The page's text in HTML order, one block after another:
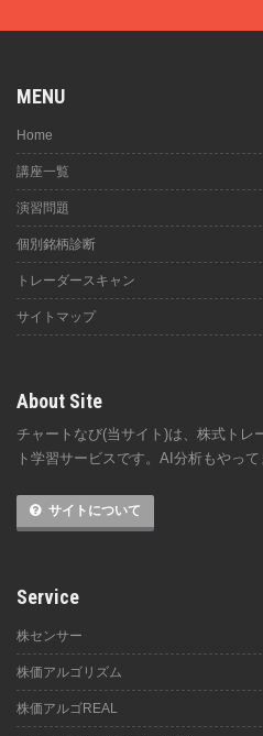
MENU
Home
講座一覧
演習問題
個別銘柄診断
トレーダースキャン
サイトマップ
About Site
チャートなび(当サイト)は、株式トレ
ト学習サービスです。AI分析もやって
サイトについて
Service
株センサー
株価アルゴリズム
株価アルゴREAL